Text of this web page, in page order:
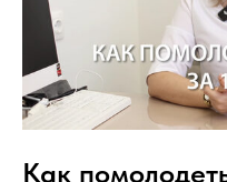
Как